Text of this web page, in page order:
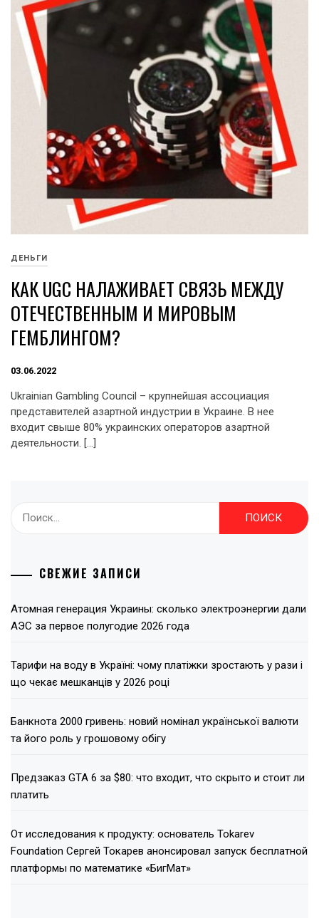
ДЕНЬГИ
КАК UGC НАЛАЖИВАЕТ СВЯЗЬ МЕЖДУ
ОТЕЧЕСТВЕННЫМ И МИРОВЫМ
ГЕМБЛИНГОМ?
03.06.2022
Ukrainian Gambling Council – крупнейшая ассоциация
представителей азартной индустрии в Украине. В нее
входит свыше 80% украинских операторов азартной
деятельности. […]
Найти:
СВЕЖИЕ ЗАПИСИ
Атомная генерация Украины: сколько электроэнергии дали
АЭС за первое полугодие 2026 года
Тарифи на воду в Україні: чому платіжки зростають у рази і
що чекає мешканців у 2026 році
Банкнота 2000 гривень: новий номінал української валюти
та його роль у грошовому обігу
Предзаказ GTA 6 за $80: что входит, что скрыто и стоит ли
платить
От исследования к продукту: основатель Tokarev
Foundation Сергей Токарев анонсировал запуск бесплатной
платформы по математике «БигМат»